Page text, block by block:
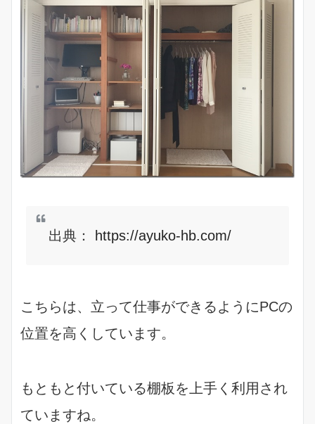
出典： https://ayuko-hb.com/
こちらは、立って仕事ができるようにPCの
位置を高くしています。
もともと付いている棚板を上手く利用され
ていますね。